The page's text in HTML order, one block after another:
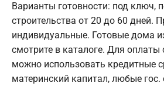
Варианты готовности: под ключ,
строительства от 20 до 60 дней.
индивидуальные. Готовые дома
смотрите в каталоге. Для оплаты
можно использовать кредитные
материнский капитал, любые гос.